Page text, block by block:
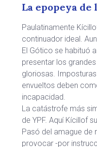
La epopeya de
Paulatinamente
continuador ideal.
El Gótico se habituó
presentar los
gloriosas.
envueltos deben
incapacidad.
La catástrofe más
de YPF. Aquí Kícillof
Pasó del amague de
provocar -por